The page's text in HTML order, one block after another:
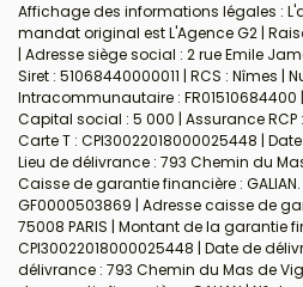
Affichage des informations légales :
mandat original est L'Agence G2 |
| Adresse siège social : 2 rue Emile
Siret : 51068440000011 | RCS : Nîmes |
Intracommunautaire : FR01510684400
Capital social : 5 000 | Assurance RCP :
Carte T : CPI30022018000025448 |
Lieu de délivrance : 793 Chemin du
Caisse de garantie financière :
GF0000503869 | Adresse caisse de
75008 PARIS | Montant de la garantie
CPI30022018000025448 | Date de
délivrance : 793 Chemin du Mas de